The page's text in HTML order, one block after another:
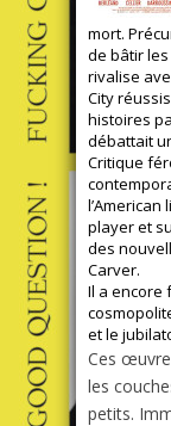
mort.
de bâtir les
rivalise
City
histoires
débattait
Critique
playeret
des
Carver.
Il a encore
et le
Ces
les
petits.